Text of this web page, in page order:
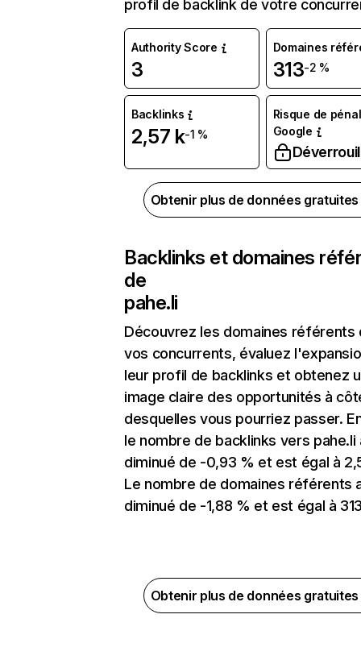
profil de backlink de votre
Authority Score
3
Domaines
313-2 %
Backlinks
2,57 k-1 %
Risque de
Google
Obtenir plus de données
Backlinks et domaines
de
pahe.li
Découvrez les domaines référents
vos concurrents, évaluez
leur profil de backlinks et obtenez
image claire des opportunités à
desquelles vous pourriez passer.
le nombre de backlinks vers pahe.li
diminué de -0,93 % et est égal à
Le nombre de domaines référents
diminué de -1,88 % et est égal à
Obtenir plus de données